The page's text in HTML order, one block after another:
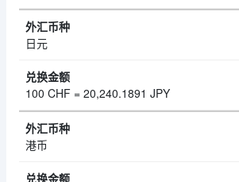
日元
100 CHF = 20,240.1891 JPY
港币